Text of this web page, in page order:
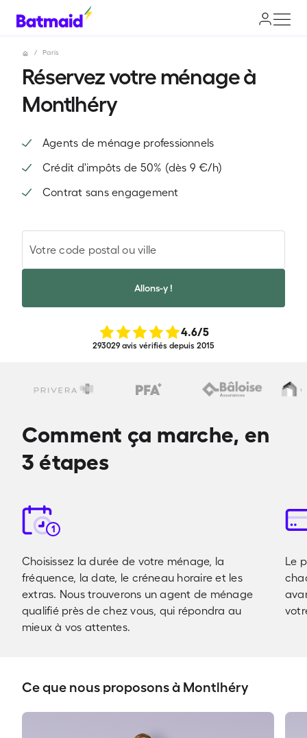
/ Paris
Réservez votre ménage à
Montlhéry
Agents de ménage professionnels
Crédit d'impôts de 50% (dès 9 €/h)
Contrat sans engagement
Votre code postal ou ville
Allons-y !
4.6/5
293029 avis vérifiés depuis 2015
Comment ça marche, en
3 étapes
1
Choisissez la durée de votre ménage, la
fréquence, la date, le créneau horaire et les
extras. Nous trouverons un agent de ménage
qualifié près de chez vous, qui répondra au
mieux à vos attentes.
Le
Ce que nous proposons à Montlhéry